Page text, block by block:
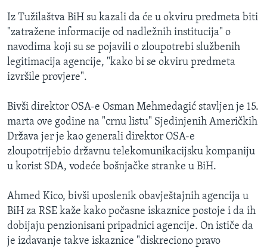
Iz Tužilaštva BiH su kazali da će u okviru predmeta biti
"zatražene informacije od nadležnih institucija" o
navodima koji su se pojavili o zloupotrebi službenih
legitimacija agencije, "kako bi se okviru predmeta
izvršile provjere".
Bivši direktor OSA-e Osman Mehmedagić stavljen je 15.
marta ove godine na "crnu listu" Sjedinjenih Američkih
Država jer je kao generali direktor OSA-e
zloupotrijebio državnu telekomunikacijsku kompaniju
u korist SDA, vodeće bošnjačke stranke u BiH.
Ahmed Kico, bivši uposlenik obavještajnih agencija u
BiH za RSE kaže kako počasne iskaznice postoje i da ih
dobijaju penzionisani pripadnici agencije. On ističe da
je izdavanje takve iskaznice "diskreciono pravo